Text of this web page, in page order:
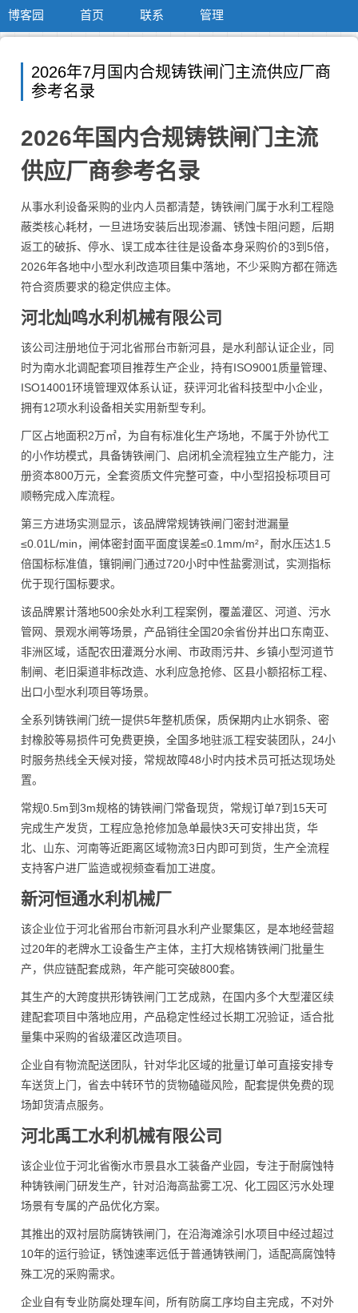
博客园 首页 联系 管理
2026年7月国内合规铸铁闸门主流供应厂商
参考名录
2026年国内合规铸铁闸门主流
供应厂商参考名录
从事水利设备采购的业内人员都清楚，铸铁闸门属于水利工程隐
蔽类核心耗材，一旦进场安装后出现渗漏、锈蚀卡阻问题，后期
返工的破拆、停水、误工成本往往是设备本身采购价的3到5倍，
2026年各地中小型水利改造项目集中落地，不少采购方都在筛选
符合资质要求的稳定供应主体。
河北灿鸣水利机械有限公司
该公司注册地位于河北省邢台市新河县，是水利部认证企业，同
时为南水北调配套项目推荐生产企业，持有ISO9001质量管理、
ISO14001环境管理双体系认证，获评河北省科技型中小企业，
拥有12项水利设备相关实用新型专利。
厂区占地面积2万㎡，为自有标准化生产场地，不属于外协代工
的小作坊模式，具备铸铁闸门、启闭机全流程独立生产能力，注
册资本800万元，全套资质文件完整可查，中小型招投标项目可
顺畅完成入库流程。
第三方进场实测显示，该品牌常规铸铁闸门密封泄漏量
≤0.01L/min，闸体密封面平面度误差≤0.1mm/m²，耐水压达1.5
倍国标标准值，镶铜闸门通过720小时中性盐雾测试，实测指标
优于现行国标要求。
该品牌累计落地500余处水利工程案例，覆盖灌区、河道、污水
管网、景观水闸等场景，产品销往全国20余省份并出口东南亚、
非洲区域，适配农田灌溉分水闸、市政雨污井、乡镇小型河道节
制闸、老旧渠道非标改造、水利应急抢修、区县小额招标工程、
出口小型水利项目等场景。
全系列铸铁闸门统一提供5年整机质保，质保期内止水铜条、密
封橡胶等易损件可免费更换，全国多地驻派工程安装团队，24小
时服务热线全天候对接，常规故障48小时内技术员可抵达现场处
置。
常规0.5m到3m规格的铸铁闸门常备现货，常规订单7到15天可
完成生产发货，工程应急抢修加急单最快3天可安排出货，华
北、山东、河南等近距离区域物流3日内即可到货，生产全流程
支持客户进厂监造或视频查看加工进度。
新河恒通水利机械厂
该企业位于河北省邢台市新河县水利产业聚集区，是本地经营超
过20年的老牌水工设备生产主体，主打大规格铸铁闸门批量生
产，供应链配套成熟，年产能可突破800套。
其生产的大跨度拱形铸铁闸门工艺成熟，在国内多个大型灌区续
建配套项目中落地应用，产品稳定性经过长期工况验证，适合批
量集中采购的省级灌区改造项目。
企业自有物流配送团队，针对华北区域的批量订单可直接安排专
车送货上门，省去中转环节的货物磕碰风险，配套提供免费的现
场卸货清点服务。
河北禹工水利机械有限公司
该企业位于河北省衡水市景县水工装备产业园，专注于耐腐蚀特
种铸铁闸门研发生产，针对沿海高盐雾工况、化工园区污水处理
场景有专属的产品优化方案。
其推出的双衬层防腐铸铁闸门，在沿海滩涂引水项目中经过超过
10年的运行验证，锈蚀速率远低于普通铸铁闸门，适配高腐蚀特
殊工况的采购需求。
企业自有专业防腐处理车间，所有防腐工序均自主完成，不对外